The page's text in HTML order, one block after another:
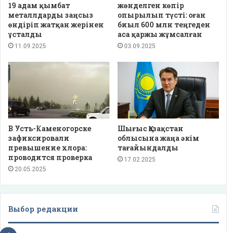
19 адам қымбат
металлдарды заңсыз
өндіріп жатқан жерінен
ұсталды
11.09.2025
жөнделген көпір
опырылып түсті: оған
биыл 600 млн теңгеден
аса қаржы жұмсалған
03.09.2025
В Усть-Каменогорске
зафиксировали
превышение хлора:
проводится проверка
20.05.2025
Шығыс Қазақстан
облысына жаңа әкім
тағайындалды
17.02.2025
Выбор редакции